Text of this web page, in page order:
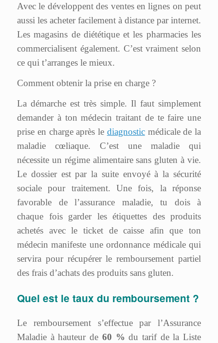
Avec le développent des ventes en lignes on peut
aussi les acheter facilement à distance par internet.
Les magasins de diététique et les pharmacies les
commercialisent également. C’est vraiment selon
ce qui t’arranges le mieux.
Comment obtenir la prise en charge ?
La démarche est très simple. Il faut simplement
demander à ton médecin traitant de te faire une
prise en charge après le diagnosticmédicale de la
maladie cœliaque. C’est une maladie qui
nécessite un régime alimentaire sans gluten à vie.
Le dossier est par la suite envoyé à la sécurité
sociale pour traitement. Une fois, la réponse
favorable de l’assurance maladie, tu dois à
chaque fois garder les étiquettes des produits
achetés avec le ticket de caisse afin que ton
médecin manifeste une ordonnance médicale qui
servira pour récupérer le remboursement partiel
des frais d’achats des produits sans gluten.
Quel est le taux du remboursement ?
Le remboursement s’effectue par l’Assurance
Maladie à hauteur de 60 % du tarif de la Liste